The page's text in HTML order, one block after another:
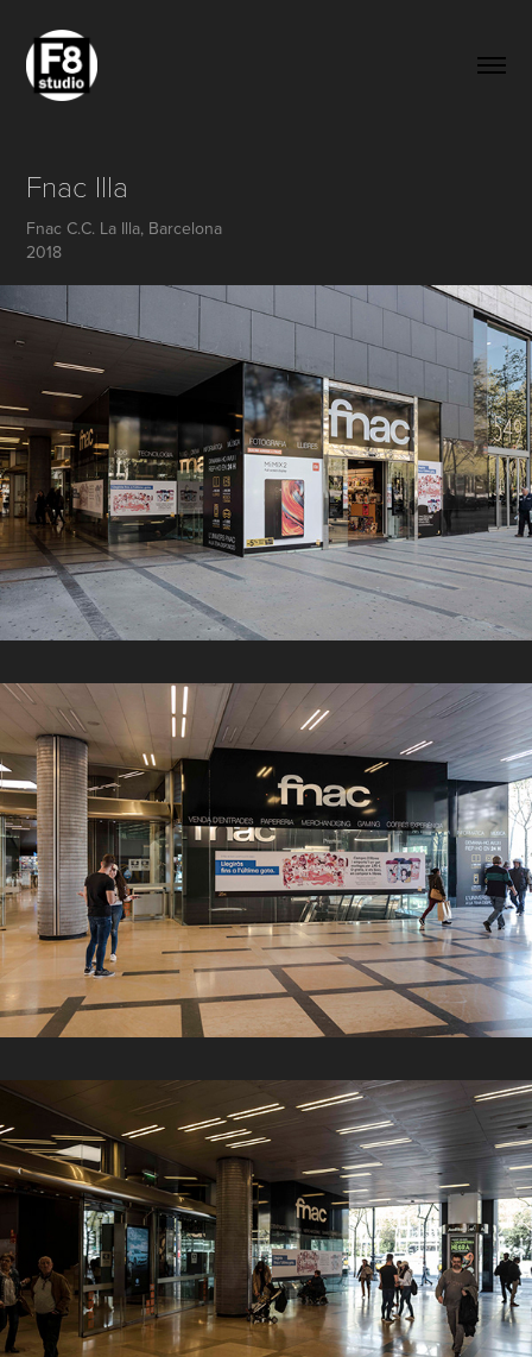
Fnac Illa
Fnac C.C. La Illa, Barcelona
2018